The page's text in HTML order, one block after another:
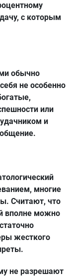
с которым
обычно
не особенно
или
и
многие
Считают, что
вполне можно
жесткого
не разрешают